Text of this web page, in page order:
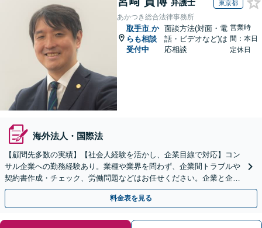
弁護士 東京都
あかつき総合法律事務所
取手市 か
らも相談
受付中
面談方法(対面・電
話・ビデオなど)は
応相談
営業時
間：本日
定休日
海外法人・国際法
【顧問先多数の実績】【社会人経験を活かし、企業目線で対応】コン
サル企業への勤務経験あり。業種や業界を問わず、企業間トラブルや
契約書作成・チェック、労働問題などはお任せください。企業と企業
の連携をつなぐ「橋渡し役」として、企業の発展をサポート
料金表を見る